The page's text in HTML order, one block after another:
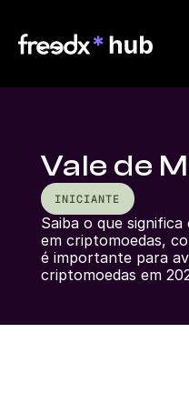
Vale de
INICIANTE
Saiba o que
em criptomoedas,
é importante para
criptomoedas em